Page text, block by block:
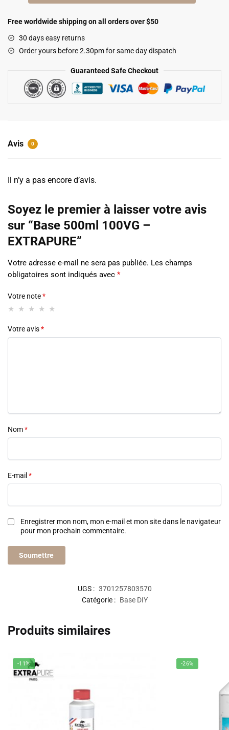
500ml
EXTRAPURE
Free worldwide shipping on all orders over $50
30 days easy returns
Order yours before 2.30pm for same day dispatch
Guaranteed Safe Checkout
Avis 0
Il n’y a pas encore d’avis.
Soyez le premier à laisser votre avis
sur “Base 500ml 100VG –
EXTRAPURE”
Votre adresse e-mail ne sera pas publiée. Les champs
obligatoires sont indiqués avec *
Votre note*
Votre avis*
Nom*
E-mail *
Enregistrer mon nom, mon e-mail et mon site dans le navigateur
pour mon prochain commentaire.
UGS : 3701257803570
Catégorie : Base DIY
Produits similaires
-11% -26%